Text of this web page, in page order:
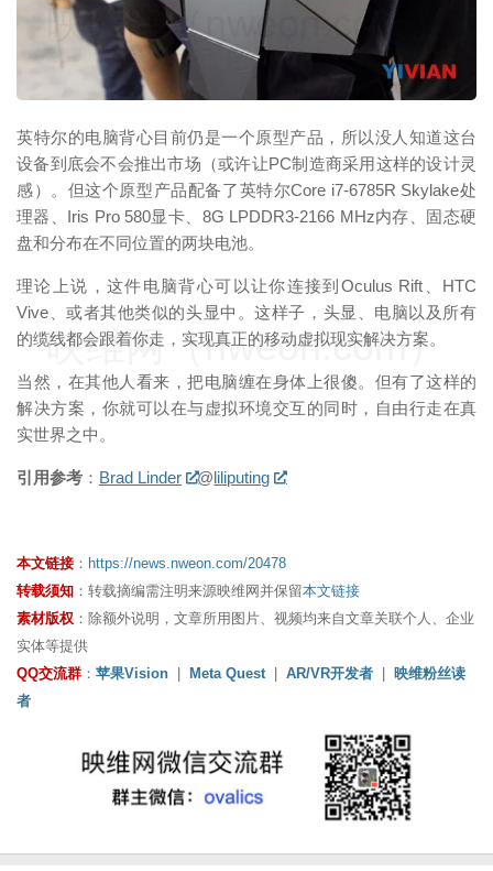
英特尔的电脑背心目前仍是一个原型产品，所以没人知道这台
设备到底会不会推出市场（或许让PC制造商采用这样的设计灵
感）。但这个原型产品配备了英特尔Core i7-6785R Skylake处
理器、Iris Pro 580显卡、8G LPDDR3-2166 MHz内存、固态硬
盘和分布在不同位置的两块电池。
理论上说，这件电脑背心可以让你连接到Oculus Rift、HTC
Vive、或者其他类似的头显中。这样子，头显、电脑以及所有
的缆线都会跟着你走，实现真正的移动虚拟现实解决方案。
当然，在其他人看来，把电脑缠在身体上很傻。但有了这样的
解决方案，你就可以在与虚拟环境交互的同时，自由行走在真
实世界之中。
引用参考 ： Brad Linder @liliputing
映维网（nweon.com）
映维网（nweon.com）
本文链接 ： https://news.nweon.com/20478
转载须知 ：转载摘编需注明来源映维网并保留本文链接
素材版权 ：除额外说明，文章所用图片、视频均来自文章关联个人、企业
实体等提供
QQ交流群 ： 苹果Vision Meta Quest AR/VR开发者
映维粉丝读
者